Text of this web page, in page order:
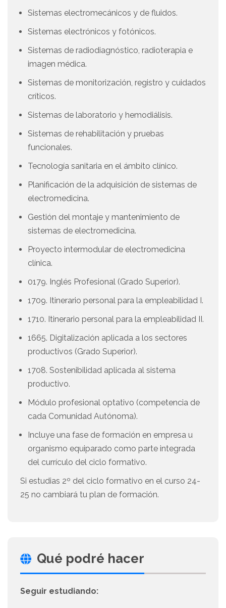
Sistemas electromecánicos y de fluidos.
Sistemas electrónicos y fotónicos.
Sistemas de radiodiagnóstico, radioterapia e
imagen médica.
Sistemas de monitorización, registro y cuidados
críticos.
Sistemas de laboratorio y hemodiálisis.
Sistemas de rehabilitación y pruebas
funcionales.
Tecnología sanitaria en el ámbito clínico.
Planificación de la adquisición de sistemas de
electromedicina.
Gestión del montaje y mantenimiento de
sistemas de electromedicina.
Proyecto intermodular de electromedicina
clínica.
0179. Inglés Profesional (Grado Superior).
1709. Itinerario personal para la empleabilidad I.
1710. Itinerario personal para la empleabilidad II.
1665. Digitalización aplicada a los sectores
productivos (Grado Superior).
1708. Sostenibilidad aplicada al sistema
productivo.
Módulo profesional optativo (competencia de
cada Comunidad Autónoma).
Incluye una fase de formación en empresa u
organismo equiparado como parte integrada
del currículo del ciclo formativo.
Si estudias 2º del ciclo formativo en el curso 24-
25 no cambiará tu plan de formación.
Qué podré hacer
Seguir estudiando: